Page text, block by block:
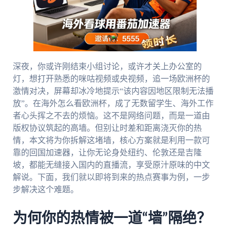
深夜，你或许刚结束小组讨论，或许才关上办公室的
灯，想打开熟悉的咪咕视频或央视频，追一场欧洲杯的
激情对决，屏幕却冰冷地提示“该内容因地区限制无法播
放”。在海外怎么看欧洲杯，成了无数留学生、海外工作
者心头挥之不去的烦恼。这不是网络问题，而是一道由
版权协议筑起的高墙。但别让时差和距离浇灭你的热
情，本文将为你拆解这堵墙，核心方案就是利用一款可
靠的回国加速器，让你无论身处纽约、伦敦还是吉隆
坡，都能无缝接入国内的直播流，享受原汁原味的中文
解说。下面，我们就以即将到来的热点赛事为例，一步
步解决这个难题。
为何你的热情被一道“墙”隔绝？